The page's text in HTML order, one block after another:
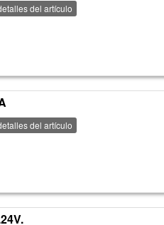
del artículo
del artículo